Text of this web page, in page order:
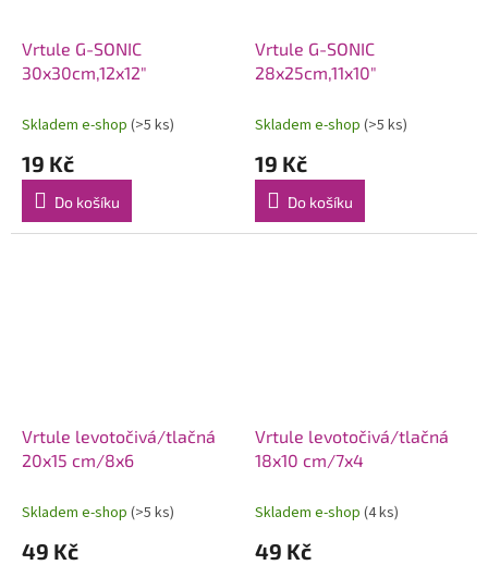
Vrtule G-SONIC
30x30cm,12x12"
Skladem e-shop (>5 ks)
19 Kč
Do košíku
Vrtule G-SONIC
28x25cm,11x10"
Skladem e-shop (>5 ks)
19 Kč
Do košíku
Vrtule levotočivá/tlačná
20x15 cm/8x6
Skladem e-shop (>5 ks)
49 Kč
Vrtule levotočivá/tlačná
18x10 cm/7x4
Skladem e-shop (4 ks)
49 Kč